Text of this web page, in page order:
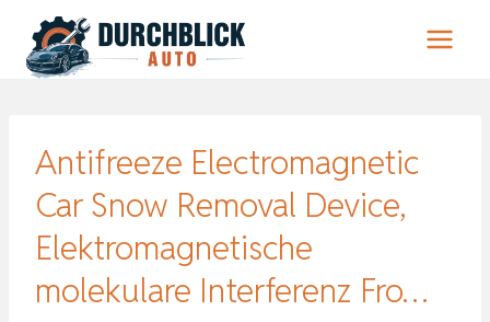
Inhalt
springen
Antifreeze Electromagnetic
Car Snow Removal Device,
Elektromagnetische
molekulare Interferenz Fro…